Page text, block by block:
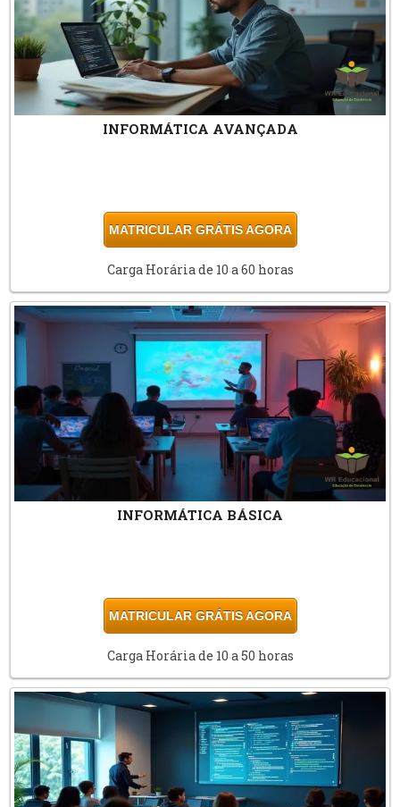
INFORMÁTICA AVANÇADA
MATRICULAR GRÁTIS AGORA
Carga Horária de 10 a 60 horas
INFORMÁTICA BÁSICA
MATRICULAR GRÁTIS AGORA
Carga Horária de 10 a 50 horas